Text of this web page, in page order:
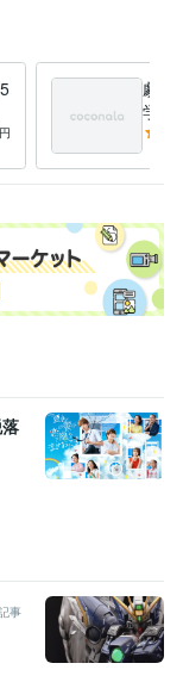
円
劇の
学芸
を作
事